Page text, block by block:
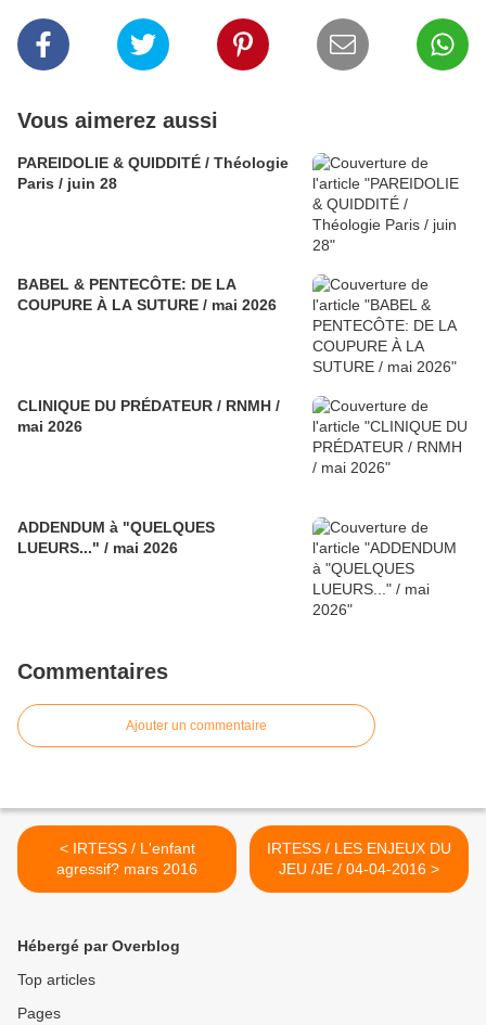
Vous aimerez aussi
PAREIDOLIE & QUIDDITÉ / Théologie
Paris / juin 28
BABEL & PENTECÔTE: DE LA
COUPURE À LA SUTURE / mai 2026
CLINIQUE DU PRÉDATEUR / RNMH /
mai 2026
ADDENDUM à "QUELQUES
LUEURS..." / mai 2026
Commentaires
Ajouter un commentaire
< IRTESS / L'enfant
agressif? mars 2016
IRTESS / LES ENJEUX DU
JEU /JE / 04-04-2016 >
Hébergé par Overblog
Top articles
Pages